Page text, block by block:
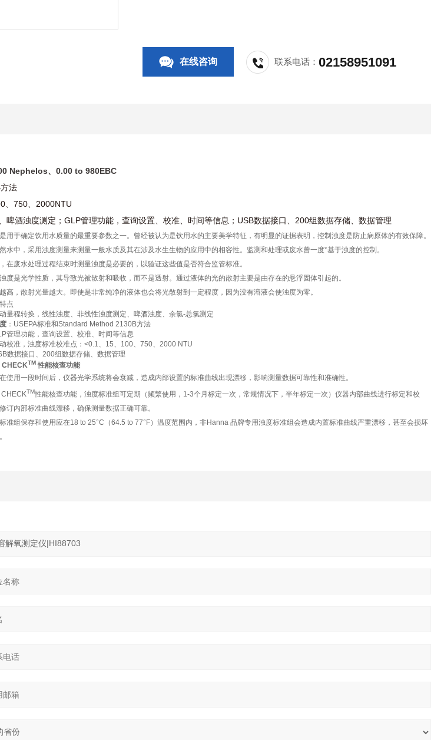
在线咨询 联系电话：02158951091
Nephelos、0.00 to 980EBC
方法
、750、2000NTU
啤酒浊度测定； GLP管理功能，查询设置、校准、时间等信息； USB数据接口、200组数据存储、数据管理
用于确定饮用水质量的最重要参数之一。曾经被认为是饮用水的主要美学特征，有明显的证据表明，控制浊度是防止病原体的有效保障。
水中，采用浊度测量来测量一般水质及其在涉及水生生物的应用中的相容性。监测和处理或废水曾一度*基于浊度的控制。
在废水处理过程结束时测量浊度是必要的，以验证这些值是否符合监管标准。
度是光学性质，其导致光被散射和吸收，而不是透射。通过液体的光的散射主要是由存在的悬浮固体引起的。
高，散射光量越大。即使是非常纯净的液体也会将光散射到一定程度，因为没有溶液会使浊度为零。
点
量程转换，线性浊度、非线性浊度测定、啤酒浊度、余氯-总氯测定
： USEPA标准和Standard Method 2130B方法
管理功能，查询设置、校准、时间等信息
校准，浊度标准校准点 ：<0.1、15、100、750、2000 NTU
数据接口、 200组数据存储、数据管理
CHECKTM 性能核查功能
使用一段时间后，仪器光学系统将会衰减，造成内部设置的标准曲线出现漂移，影响测量数据可靠性和准确性。
TM性能核查功能，浊度标准组可定期（频繁使用 ，1-3个月标定一次，常规情况下，半年标定一次）仪器内部曲线进行标定和校
订内部标准曲线漂移，确保测量数据正确可靠。
准组保存和使用应在18 to 25°C（64.5 to 77°F） 温度范围内，非Hanna 品牌专用浊度标准组会造成内置标准曲线严重漂移，甚至会损坏